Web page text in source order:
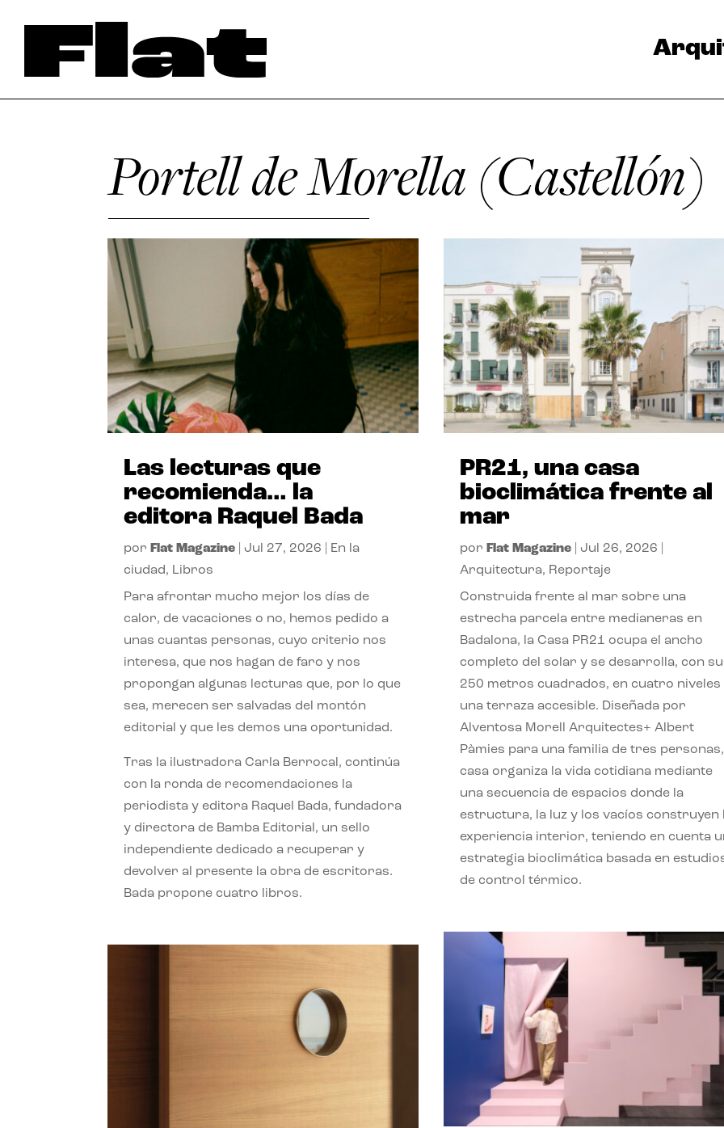
Portell de Morella (Castellón)
Las lecturas que
recomienda… la
editora Raquel Bada
por Flat Magazine Jul 27, 2026
En la
ciudad, Libros
Para afrontar mucho mejor los días de
calor, de vacaciones o no, hemos pedido a
unas cuantas personas, cuyo criterio nos
interesa, que nos hagan de faro y nos
propongan algunas lecturas que, por lo que
sea, merecen ser salvadas del montón
editorial y que les demos una oportunidad.
Tras la ilustradora Carla Berrocal, continúa
con la ronda de recomendaciones la
periodista y editora Raquel Bada, fundadora
y directora de Bamba Editorial, un sello
independiente dedicado a recuperar y
devolver al presente la obra de escritoras.
Bada propone cuatro libros.
PR21, una casa
bioclimática frente al
mar
por Flat Magazine| Jul 26, 2026
Arquitectura, Reportaje
Construida frente al mar sobre una
estrecha parcela entre medianeras en
Badalona, la Casa PR21 ocupa el ancho
completo del solar y se desarrolla, con
250 metros cuadrados, en cuatro niveles
una terraza accesible. Diseñada por
Alventosa Morell Arquitectes+ Albert
Pàmies para una familia de tres
casa organiza la vida cotidiana mediante
una secuencia de espacios donde la
estructura, la luz y los vacíos construyen
experiencia interior, teniendo en cuenta
estrategia bioclimática basada en
de control térmico.